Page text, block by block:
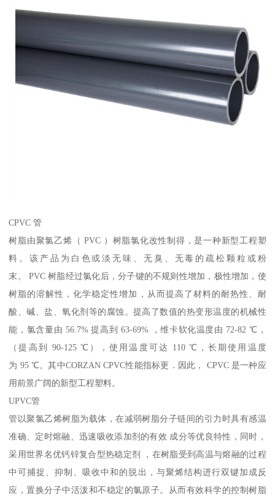
CPVC 管
树脂由聚氯乙烯（ PVC ）树脂氯化改性制得，是一种新型工程塑
料。该产品为白色或淡无味、无臭、无毒的疏松颗粒或粉
末。 PVC 树脂经过氯化后，分子键的不规则性增加，极性增加，使
树脂的溶解性，化学稳定性增加，从而提高了材料的耐热性、耐
酸、碱、盐、氧化剂等的腐蚀。提高了数值的热变形温度的机械性
能，氯含量由 56.7% 提高到 63-69% ，维卡软化温度由 72-82 ℃，
（提高到 90-125 ℃），使用温度可达 110 ℃，长期使用温度
为 95 ℃。其中CORZAN CPVC性能指标更．因此， CPVC 是一种应
用前景广阔的新型工程塑料。
UPVC管
管以聚氯乙烯树脂为载体，在减弱树脂分子链间的引力时具有感温
准确、定时熔融、迅速吸收添加剂的有效 成分等优良特性，同时，
采用世界名优钙锌复合型热稳定剂 ，在树脂受到高温与熔融的过程
中可捕捉、抑制、吸收中和的脱出，与聚烯结构进行双键加成反
应，置换分子中活泼和不稳定的氯原子。从而有效科学的控制树脂